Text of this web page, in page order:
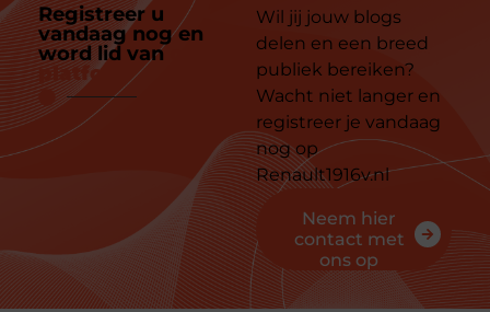
Registreer u
vandaag nog en
word lid van
platform
Wil jij jouw blogs
delen en een breed
publiek bereiken?
Wacht niet langer en
registreer je vandaag
nog op
Renault1916v.nl
Neem hier
contact met
ons op